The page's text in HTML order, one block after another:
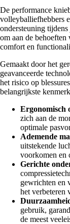
De performance
volleyballiefhebbers
ondersteuning
om aan de behoeften
comfort en
Gemaakt door het
geavanceerde
het risico op
belangrijkste
Ergonomisch
zich aan de
optimale
Ademende
uitstekende
voorkomen en
Gerichte
gewrichten en
het verbeteren
gebruik,
de meest